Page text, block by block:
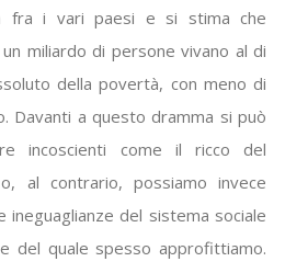
fra i vari paesi e si stima che
miliardo di persone vivano al di
della povertà, con meno di
Davanti a questo dramma si può
incoscienti come il ricco del
al contrario, possiamo invece
del sistema sociale
del quale spesso approfittiamo.